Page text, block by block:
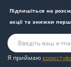
Підпишіться на
акції та знижки
Я приймаю